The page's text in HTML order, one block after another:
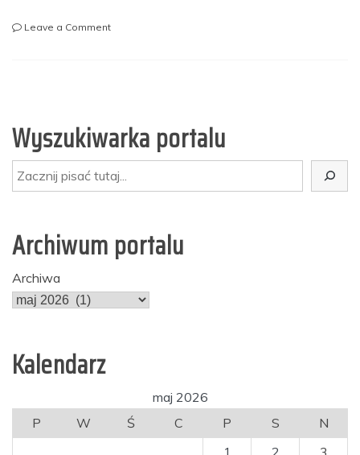
Leave a Commenton
kwasy
tłuszczowe
omega-
3?
Wyszukiwarka portalu
Szukaj
Archiwum portalu
Archiwa
Kalendarz
maj 2026
P
W Ś C P S
N
1
2 3